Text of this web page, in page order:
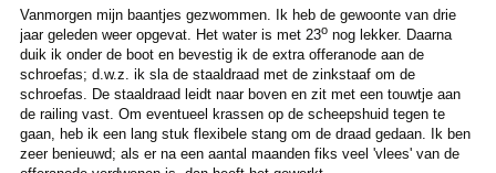
Vanmorgen mijn baantjes gezwommen. Ik heb de gewoonte van drie
jaar geleden weer opgevat. Het water is met 23onog lekker. Daarna
duik ik onder de boot en bevestig ik de extra offeranode aan de
schroefas; d.w.z. ik sla de staaldraad met de zinkstaaf om de
schroefas. De staaldraad leidt naar boven en zit met een touwtje aan
de railing vast. Om eventueel krassen op de scheepshuid tegen te
gaan, heb ik een lang stuk flexibele stang om de draad gedaan. Ik ben
zeer benieuwd; als er na een aantal maanden fiks veel 'vlees' van de